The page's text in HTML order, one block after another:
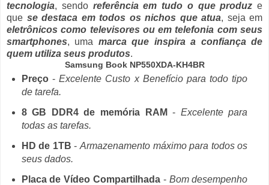
tecnologia, sendo referência em tudo o que produz e
que se destaca em todos os nichos que atua, seja em
eletrônicos como televisores ou em telefonia com seus
smartphones, uma marca que inspira a confiança de
quem utiliza seus produtos.
Samsung Book NP550XDA-KH4BR
Preço-Excelente Custo x Benefício para todo tipo
de tarefa.
8 GB DDR4 de memória RAM - Excelente para
todas as tarefas.
HD de 1TB - Armazenamento máximo para todos os
seus dados.
Placa de Vídeo Compartilhada - Bom desempenho